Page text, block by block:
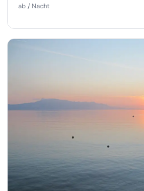
ab / Nacht